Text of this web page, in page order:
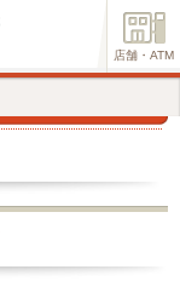
店舗・ATM